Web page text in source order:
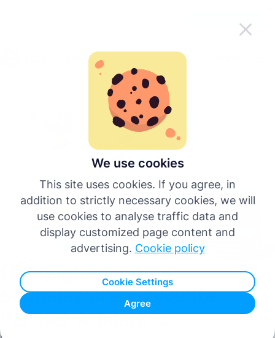
We use cookies
This site uses cookies. If you agree, in
addition to strictly necessary cookies, we will
use cookies to analyse traffic data and
display customized page content and
advertising. Cookie policy
Cookie Settings
Agree
Français
Português
Guadagna da ogni
segnalazione – Diventa
Partner Affiliato di